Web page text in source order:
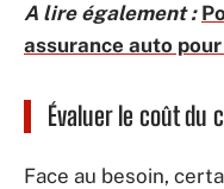
A lire également :
assurance auto
Évaluer le coût du
Face au besoin,